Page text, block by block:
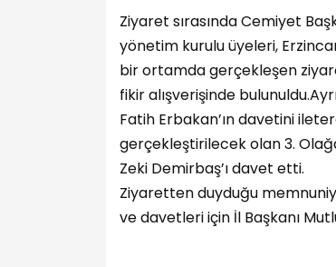
Ziyaret sırasında Cemiyet
yönetim kurulu üyeleri,
bir ortamda gerçekleşen
fikir alışverişinde
Fatih Erbakan’ın davetini
gerçekleştirilecek olan 3.
Zeki Demirbaş’ı davet etti.
Ziyaretten duyduğu
ve davetleri için İl Başkanı